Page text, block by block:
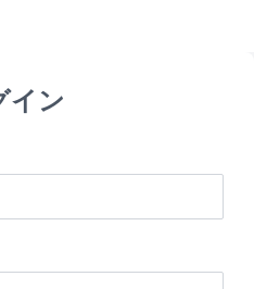
イン